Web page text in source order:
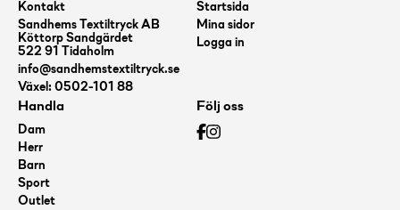
Kontakt
Sandhems Textiltryck AB
Köttorp Sandgärdet
522 91 Tidaholm
info@sandhemstextiltryck.se
Växel: 0502-101 88
Startsida
Mina sidor
Logga in
Handla
Dam
Herr
Barn
Sport
Outlet
Följ oss